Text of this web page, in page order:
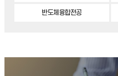
반도체융합전공